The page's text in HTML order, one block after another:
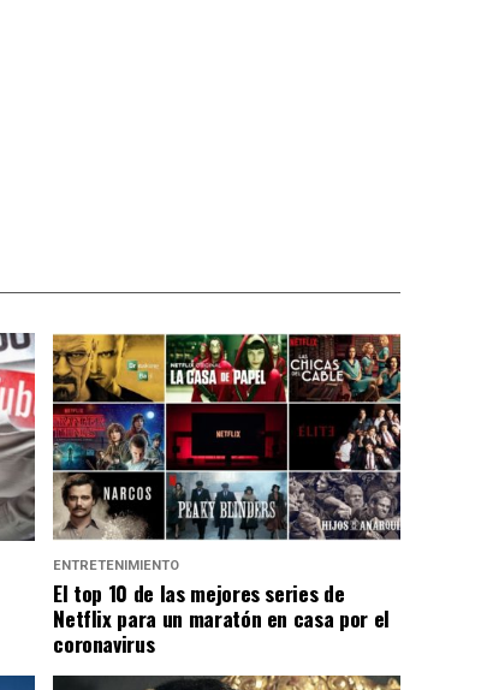
ENTRETENIMIENTO
El top 10 de las mejores series de
Netflix para un maratón en casa por el
coronavirus